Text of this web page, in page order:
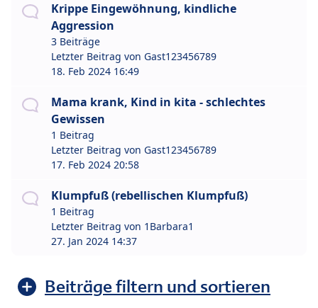
Krippe Eingewöhnung, kindliche
Aggression
3 Beiträge
Letzter Beitrag von Gast123456789
18. Feb 2024 16:49
Mama krank, Kind in kita - schlechtes
Gewissen
1 Beitrag
Letzter Beitrag von Gast123456789
17. Feb 2024 20:58
Klumpfuß (rebellischen Klumpfuß)
1 Beitrag
Letzter Beitrag von 1Barbara1
27. Jan 2024 14:37
Beiträge filtern und sortieren